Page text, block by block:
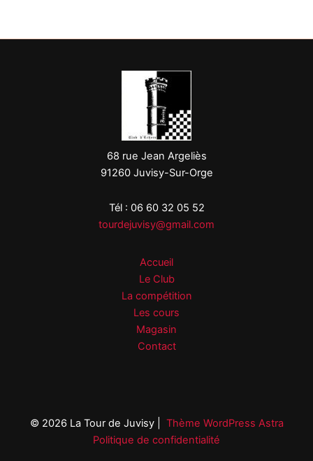
68 rue Jean Argeliès
91260 Juvisy-Sur-Orge
Tél : 06 60 32 05 52
tourdejuvisy@gmail.com
Accueil
Le Club
La compétition
Les cours
Magasin
Contact
© 2026 La Tour de Juvisy | Thème WordPress Astra
Politique de confidentialité